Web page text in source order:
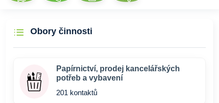
Obory činnosti
Papírnictví, prodej kancelářských
potřeb a vybavení
201 kontaktů